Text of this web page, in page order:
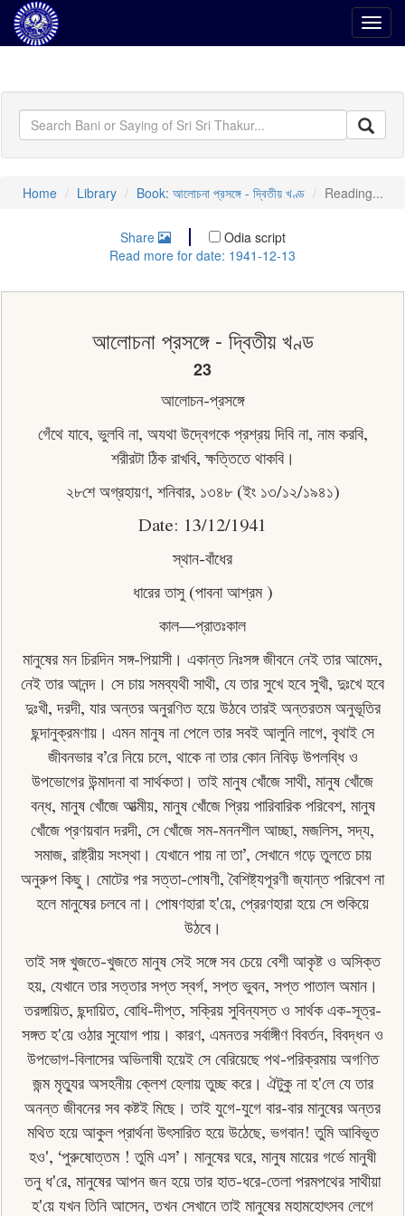
Home Library Book: আলোচনা প্রসঙ্গে - দ্বিতীয় খণ্ড Reading...
Share
Odia script
Read more for date: 1941-12-13
আলোচনা প্রসঙ্গে - দ্বিতীয় খণ্ড
23
আলোচন-প্রসঙ্গে
গেঁথে যাবে, ভুলবি না, অযথা উদ্বেগকে প্রশ্রয় দিবি না, নাম করবি,
শরীরটা ঠিক রাখবি, ক্ষত্তিতে থাকবি।
২৮শে অগ্রহায়ণ, শনিবার, ১৩৪৮ (ইং ১৩/১২/১৯৪১)
Date: 13/12/1941
স্থান-বাঁধের
ধারের তাসু (পাবনা আশ্রম )
কাল—প্রাতঃকাল
মানুষের মন চিরদিন সঙ্গ-পিয়াসী। একান্ত নিঃসঙ্গ জীবনে নেই তার আমেদ,
নেই তার আনন্দ। সে চায় সমব্যথী সাথী, যে তার সুখে হবে সুখী, দুঃখে হবে
দুঃখী, দরদী, যার অন্তর অনুরণিত হয়ে উঠবে তারই অন্তরতম অনুভূতির
ছন্দানুক্রমণায়। এমন মানুষ না পেলে তার সবই আলুনি লাগে, বৃথাই সে
জীবনভার ব’রে নিয়ে চলে, থাকে না তার কোন নিবিড় উপলব্ধি ও
উপভােগের উন্মাদনা বা সার্থকতা। তাই মানুষ খোঁজে সাথী, মানুষ খোঁজে
বন্ধ, মানুষ খোঁজে আত্মীয়, মানুষ খোঁজে প্রিয় পারিবারিক পরিবেশ, মানুষ
খোঁজে প্রণয়বান দরদী, সে খোঁজে সম-মননশীল আচ্ছা, মজলিস, সদ্য,
সমাজ, রাষ্ট্রীয় সংস্থা। যেখানে পায় না তা’, সেখানে গড়ে তুলতে চায়
অনুরুপ কিছু। মােটের পর সত্তা-পোষণী, বৈশিষ্ট্যপূরণী জ্যান্ত পরিবেশ না
হলে মানুষের চলবে না। পােষণহারা হ'য়ে, প্রেরণহারা হয়ে সে শুকিয়ে
উঠবে।
তাই সঙ্গ খুজতে-খুজতে মানুষ সেই সঙ্গে সব চেয়ে বেশী আকৃষ্ট ও অসিক্ত
হয়, যেখানে তার সত্তার সপ্ত স্বর্গ, সপ্ত ভুবন, সপ্ত পাতাল অমান।
তরঙ্গায়িত, ছন্দায়িত, বোধি-দীপ্ত, সক্রিয় সুবিন্যস্ত ও সার্থক এক-সূত্র-
সঙ্গত হ'য়ে ওঠার সুযােগ পায়। কারণ, এমনতর সর্বাঙ্গীণ বিবর্তন, বিবদ্ধন ও
উপভােগ-বিলাসের অভিলাষী হয়েই সে বেরিয়েছে পথ-পরিক্রমায় অগণিত
জন্ম মৃত্যুর অসহনীয় ক্লেশ হেলায় তুচ্ছ করে। ঐটুকু না হ'লে যে তার
অনন্ত জীবনের সব কষ্টই মিছে। তাই যুগে-যুগে বার-বার মানুষের অন্তর
মথিত হয়ে আকুল প্রার্থনা উৎসারিত হয়ে উঠেছে, ভগবান! তুমি আবিভূত
হও', ‘পুরুষােত্তম ! তুমি এস’। মানুষের ঘরে, মানুষ মায়ের গর্ভে মানুষী
তনু ধ'রে, মানুষের আপন জন হয়ে তার হাত-ধরে-তেলা পরমপথের সাথীয়া
হ'য়ে যখন তিনি আসেন, তখন সেখানে তাই মানুষের মহামহােৎসব লেগে